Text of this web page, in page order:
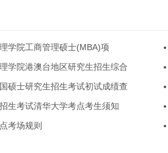
学院工商管理硕士(MBA)项
学院港澳台地区研究生招生综合
硕士研究生招生考试初试成绩查
生考试清华大学考点考生须知
考场规则